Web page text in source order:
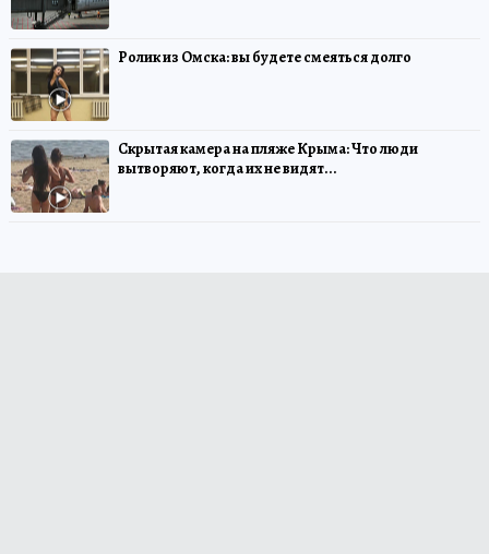
Ролик из Омска: вы будете смеяться долго
Скрытая камера на пляже Крыма: Что люди
вытворяют, когда их не видят...